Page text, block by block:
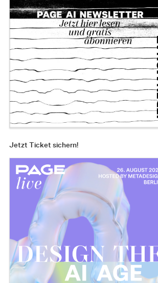
Jetzt Ticket sichern!